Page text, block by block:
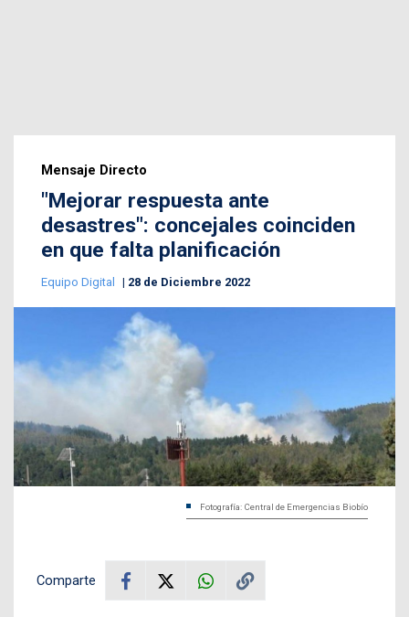
Mensaje Directo
"Mejorar respuesta ante
desastres": concejales coinciden
en que falta planificación
Equipo Digital 28 de Diciembre 2022
Fotografía: Central de Emergencias Biobío
Comparte